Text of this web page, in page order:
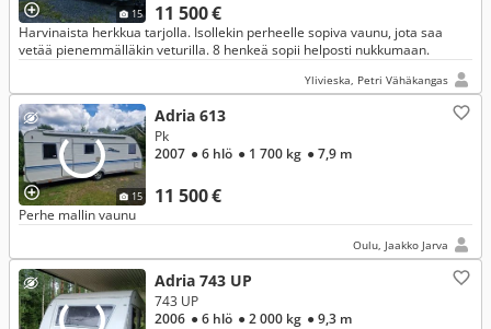
15 11 500 €
Harvinaista herkkua tarjolla. Isollekin perheelle sopiva vaunu, jota saa
vetää pienemmälläkin veturilla. 8 henkeä sopii helposti nukkumaan.
Ylivieska, Petri Vähäkangas
15
Adria 613
11 500 €
Pk
2007 ● 6 hlö ● 1 700 kg ● 7,9 m
Perhe mallin vaunu
Oulu, Jaakko Jarva
Adria 743 UP
743 UP
2006 ● 6 hlö ● 2 000 kg ● 9,3 m